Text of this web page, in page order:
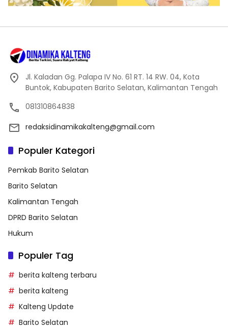
Jl. Kaladan Gg. Palapa IV No. 61 RT. 14 RW. 04, Kota
Buntok, Kabupaten Barito Selatan, Kalimantan Tengah
081310864838
redaksidinamikakalteng@gmail.com
Populer Kategori
Pemkab Barito Selatan
Barito Selatan
Kalimantan Tengah
DPRD Barito Selatan
Hukum
Populer Tag
berita kalteng terbaru
berita kalteng
Kalteng Update
Barito Selatan